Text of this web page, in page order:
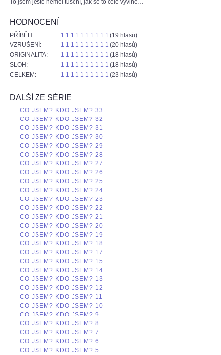
To jsem ještě neměl tušení, jak se to celé vyvine…
HODNOCENÍ
PŘÍBĚH: 1 1 1 1 1 1 1 1 1 1 (19 hlasů)
VZRUŠENÍ:
1 1 1 1 1 1 1 1 1 1 (20 hlasů)
ORIGINALITA:
1 1 1 1 1 1 1 1 1 1 (18 hlasů)
SLOH:
1 1 1 1 1 1 1 1 1 1 (18 hlasů)
CELKEM:
1 1 1 1 1 1 1 1 1 1 (23 hlasů)
DALŠÍ ZE SÉRIE
CO JSEM? KDO JSEM? 33
CO JSEM? KDO JSEM? 32
CO JSEM? KDO JSEM? 31
CO JSEM? KDO JSEM? 30
CO JSEM? KDO JSEM? 29
CO JSEM? KDO JSEM? 28
CO JSEM? KDO JSEM? 27
CO JSEM? KDO JSEM? 26
CO JSEM? KDO JSEM? 25
CO JSEM? KDO JSEM? 24
CO JSEM? KDO JSEM? 23
CO JSEM? KDO JSEM? 22
CO JSEM? KDO JSEM? 21
CO JSEM? KDO JSEM? 20
CO JSEM? KDO JSEM? 19
CO JSEM? KDO JSEM? 18
CO JSEM? KDO JSEM? 17
CO JSEM? KDO JSEM? 15
CO JSEM? KDO JSEM? 14
CO JSEM? KDO JSEM? 13
CO JSEM? KDO JSEM? 12
CO JSEM? KDO JSEM? 11
CO JSEM? KDO JSEM? 10
CO JSEM? KDO JSEM? 9
CO JSEM? KDO JSEM? 8
CO JSEM? KDO JSEM? 7
CO JSEM? KDO JSEM? 6
CO JSEM? KDO JSEM? 5